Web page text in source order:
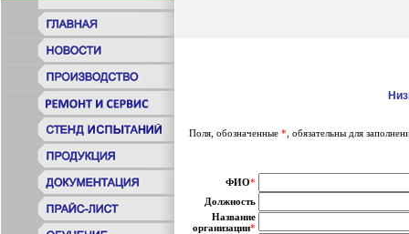
Поля, обозначенные * , обязательны для
ФИО*
Должность
Название
организации*